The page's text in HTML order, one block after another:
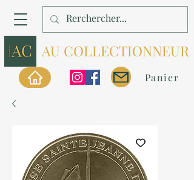
AU COLLECTIONNEUR
Panier